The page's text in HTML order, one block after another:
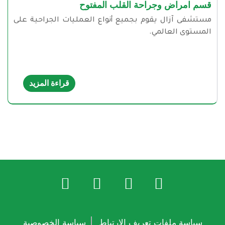
قسم امراض وجراحة القلب المفتوح
مستشفى آزال يقوم بجميع أنواع العمليات الجراحية على
المستوى العالمي.
قراءة المزيد
سياسة ملفات تعريف الارتباط سياسة الخصوصية